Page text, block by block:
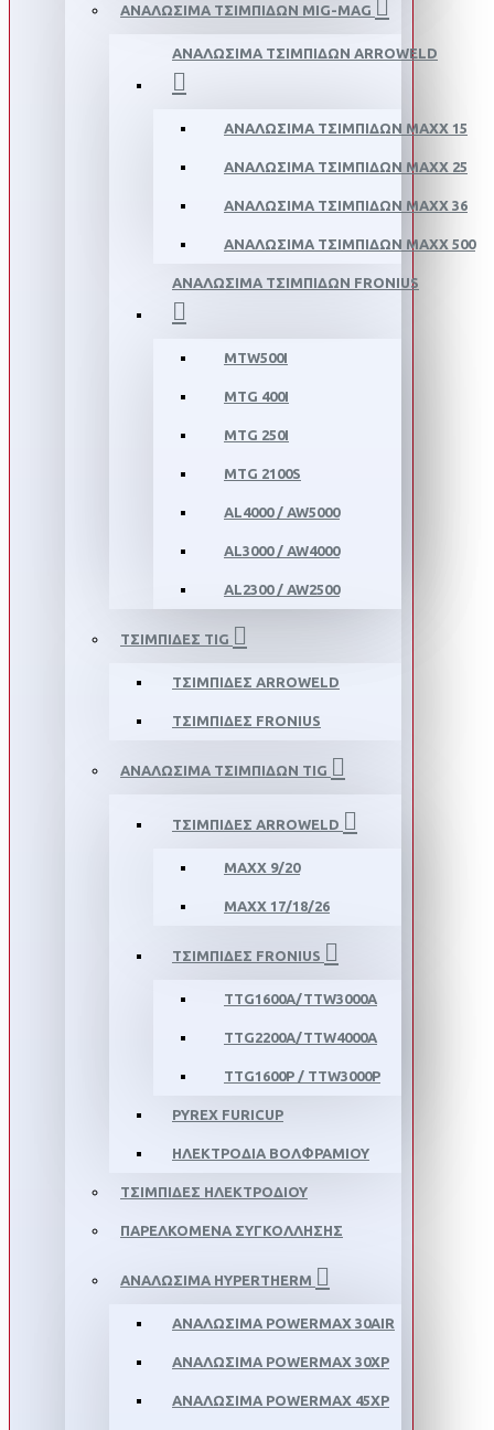
ΑΝΑΛΩΣΙΜΑ ΤΣΙΜΠΙΔΩΝ MIG-MAG
ΑΝΑΛΩΣΙΜΑ ΤΣΙΜΠΙΔΩΝ ΑRROWELD
ΑΝΑΛΩΣΙΜΑ ΤΣΙΜΠΙΔΩΝ MAXX 15
ΑΝΑΛΩΣΙΜΑ ΤΣΙΜΠΙΔΩΝ MAXX 25
ΑΝΑΛΩΣΙΜΑ ΤΣΙΜΠΙΔΩΝ ΜΑΧΧ 36
ΑΝΑΛΩΣΙΜΑ ΤΣΙΜΠΙΔΩΝ MAXX 500
ΑΝΑΛΩΣΙΜΑ ΤΣΙΜΠΙΔΩΝ FRONIUS
MTW500I
MTG 400I
MTG 250I
MTG 2100S
AL4000 / AW5000
AL3000 / AW4000
AL2300 / AW2500
ΤΣΙΜΠΙΔΕΣ TIG
ΤΣΙΜΠΙΔΕΣ ARROWELD
ΤΣΙΜΠΙΔΕΣ FRONIUS
ΑΝΑΛΩΣΙΜΑ ΤΣΙΜΠΙΔΩΝ TIG
ΤΣΙΜΠΙΔΕΣ ARROWELD
MAXX 9/20
MAXX 17/18/26
ΤΣΙΜΠΙΔΕΣ FRONIUS
TTG1600A/TTW3000A
TTG2200A/TTW4000A
TTG1600P / TTW3000P
PYREX FURICUP
ΗΛΕΚΤΡΟΔΙΑ ΒΟΛΦΡΑΜΙΟΥ
ΤΣΙΜΠΙΔΕΣ ΗΛΕΚΤΡΟΔΙΟΥ
ΠΑΡΕΛΚΟΜΕΝΑ ΣΥΓΚΟΛΛΗΣΗΣ
ΑΝΑΛΩΣΙΜΑ HYPERTHERM
ΑΝΑΛΩΣΙΜΑ POWERMAX 30AIR
ΑΝΑΛΩΣΙΜΑ POWERMAX 30XP
ΑΝΑΛΩΣΙΜΑ POWERMAX 45XP